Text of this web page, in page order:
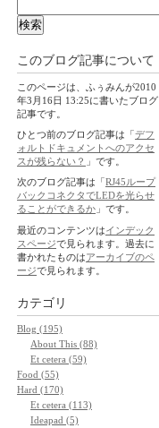
このブログ記事について
このページは、ふぅみんが2010
年3月16日 13:25に書いたブログ
記事です。
ひとつ前のブログ記事は「デフ
ォルトドキュメントへのアクセ
スが残らない？ 」です。
次のブログ記事は「 RJ45ループ
バックコネクタでLEDを光らせ
ることができるか 」です。
最近のコンテンツはインデック
スページで見られます。過去に
書かれたものはアーカイブのペ
ージで見られます。
カテゴリ
Blog (195)
About This (88)
Et cetera (59)
Food (55)
Hard (170)
Et cetera (113)
Ideapad (5)